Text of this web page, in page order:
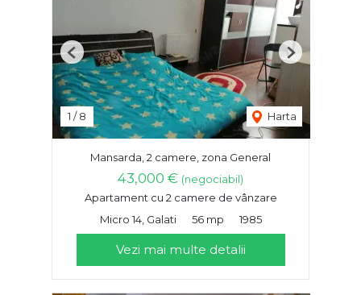
1 /8 Harta
Previous Next
Mansarda, 2 camere, zona General
43,000 € (negociabil)
Apartament cu 2 camere de vânzare
Micro 14, Galati
56 mp 1985
Vezi mai multe detalii